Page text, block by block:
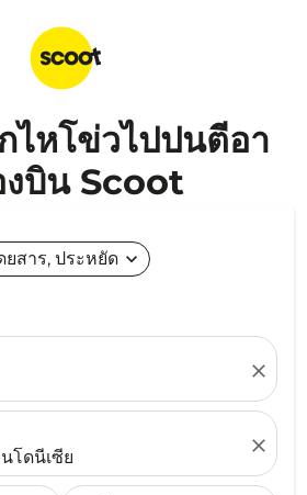
ไหโข่วไปปนตีอา
งบิน Scoot
ยสาร, ประหยัด expand_more
close
โดนีเซีย
close